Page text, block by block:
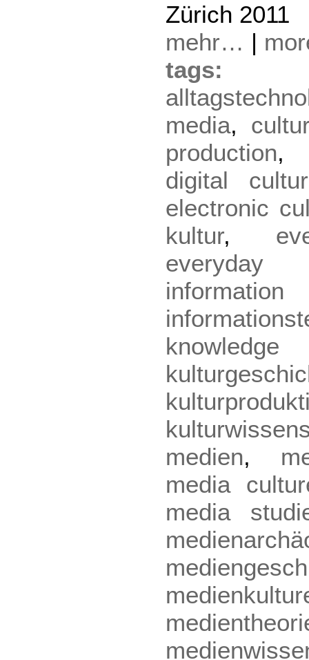
Zürich 2011
mehr… |
media,
production
digital
electronic
kultur,
medien,
media
media